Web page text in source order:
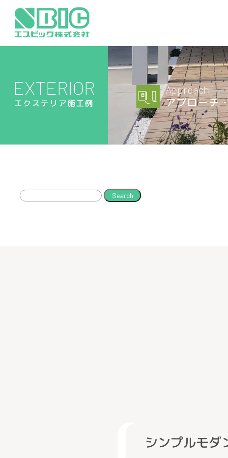
EXTERIOR
エクステリア施工例
Approach
アプローチ
シンプルモダ